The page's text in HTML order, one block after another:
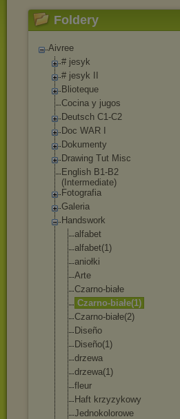
Foldery
Aivree
# jesyk
# jesyk II
Blioteque
Cocina y jugos
Deutsch C1-C2
Doc WAR I
Dokumenty
Drawing Tut Misc
English B1-B2
(Intermediate)
Fotografia
Galeria
Handswork
alfabet
alfabet(1)
aniołki
Arte
Czarno-białe
Czarno-białe(1)
Czarno-białe(2)
Diseño
Diseño(1)
drzewa
drzewa(1)
fleur
Haft krzyzykowy
Jednokolorowe